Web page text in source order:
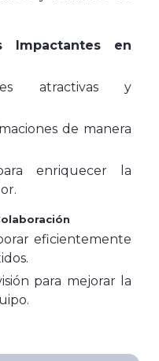
Impactantes en
atractivas y
de manera
enriquecer la
eficientemente
para mejorar la